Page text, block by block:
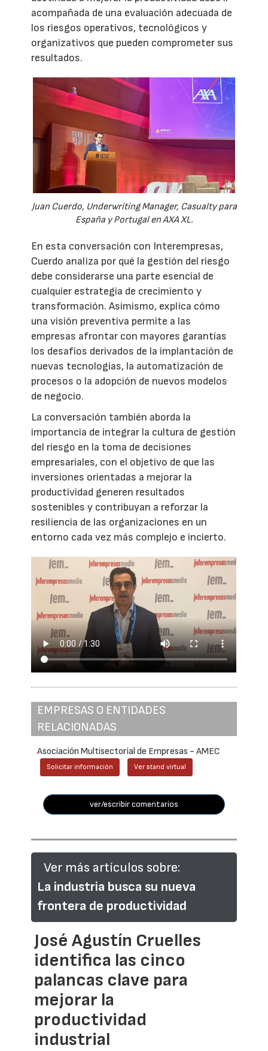
acompañada de una evaluación adecuada de
los riesgos operativos, tecnológicos y
organizativos que pueden comprometer sus
resultados.
Juan Cuerdo, Underwriting Manager, Casualty para
España y Portugal en AXA XL.
En esta conversación con Interempresas,
Cuerdo analiza por qué la gestión del riesgo
debe considerarse una parte esencial de
cualquier estrategia de crecimiento y
transformación. Asimismo, explica cómo
una visión preventiva permite a las
empresas afrontar con mayores garantías
los desafíos derivados de la implantación de
nuevas tecnologías, la automatización de
procesos o la adopción de nuevos modelos
de negocio.
La conversación también aborda la
importancia de integrar la cultura de gestión
del riesgo en la toma de decisiones
empresariales, con el objetivo de que las
inversiones orientadas a mejorar la
productividad generen resultados
sostenibles y contribuyan a reforzar la
resiliencia de las organizaciones en un
entorno cada vez más complejo e incierto.
EMPRESAS O ENTIDADES
RELACIONADAS
Asociación Multisectorial de Empresas - AMEC
Solicitar información Ver stand virtual
ver/escribir comentarios
Ver más artículos sobre:
La industria busca su nueva
frontera de productividad
José Agustín Cruelles
identifica las cinco
palancas clave para
mejorar la
productividad
industrial